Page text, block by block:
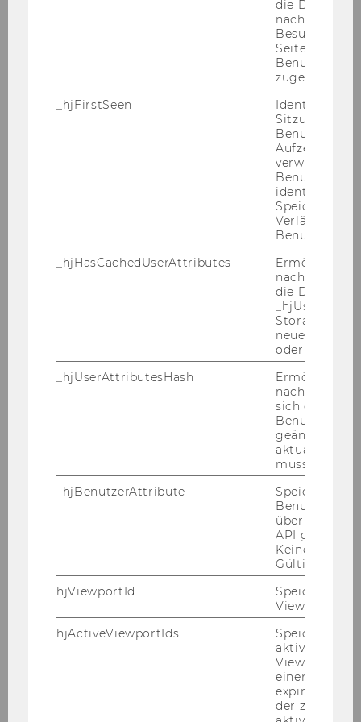
Im drit­ten Modul der Reihe ler­nen die Teil­neh­
men­den den Zu­sam­men­hang zwi­schen Wer­
ten, Stär­ken und Cha­rak­ter­ei­gen­schaf­ten ken­
nen. Sie er­fah­ren, wie der be­wuss­te Ein­satz
die­ser Aspek­te nicht nur das per­sön­li­che Wohl­
be­fin­den stei­gert, son­dern auch die be­ruf­li­che
Ge­ra­de in Zei­ten po­li­ti­scher und ge­sell­schaft­li­
cher Un­si­cher­hei­ten ist es be­deut­sam, über
die ei­ge­nen Werte hin­aus auch ge­samt­ge­sell­
schaft­li­che Werte zu re­flek­tie­ren: Wel­che
Werte ver­tritt die EU? Was be­deu­tet De­mo­kra­
tie für uns? Und wie sehr de­cken sich diese mit
Nach Ab­schluss des Trai­nings ver­fü­gen die Teil­
neh­men­den über ein kla­res Ver­ständ­nis ihrer
per­sön­li­chen Werte und deren Be­deu­tung für
ihren All­tag und ihre be­ruf­li­che Pra­xis. Sie er­
ken­nen, in­wie­fern ihre Werte mit den EU- und
De­mo­kra­tie­wer­ten über­ein­stim­men, und er­
hal­ten Im­pul­se, um diese aktiv zu leben und
wei­ter­zu­tra­gen.
Ziel die­ses Work­shops ist es, die in­di­vi­du­el­len
Stär­ken und Werte be­wusst zu ma­chen und
ge­zielt ein­zu­set­zen – für mehr per­sön­li­che
Klar­heit, be­ruf­li­che Er­fül­lung und eine re­si­li­en­
Die Work­shoplei­te­rin:
die Daten von
Besuchen
Seite
Benutzer-ID
zugeordnet
_hjFirstSeen Identifiziert
Sitzung eines
Benutzers.
verwendet,
identifizieren.
Verlängert
_hjHasCachedUserAttributes
Ermöglicht
die Daten in
Storage auf
neuesten
oder nicht.
_hjUserAttributesHash
Ermöglicht
sich ein
geändert hat
aktualisiert
muss.
_hjBenutzerAttribute
Speichert
über die
API gesendet
Keine
hjViewportId
Speichert
Viewport-
hjActiveViewportIds
Speichert die
aktiven
Viewports.
einen
der zur